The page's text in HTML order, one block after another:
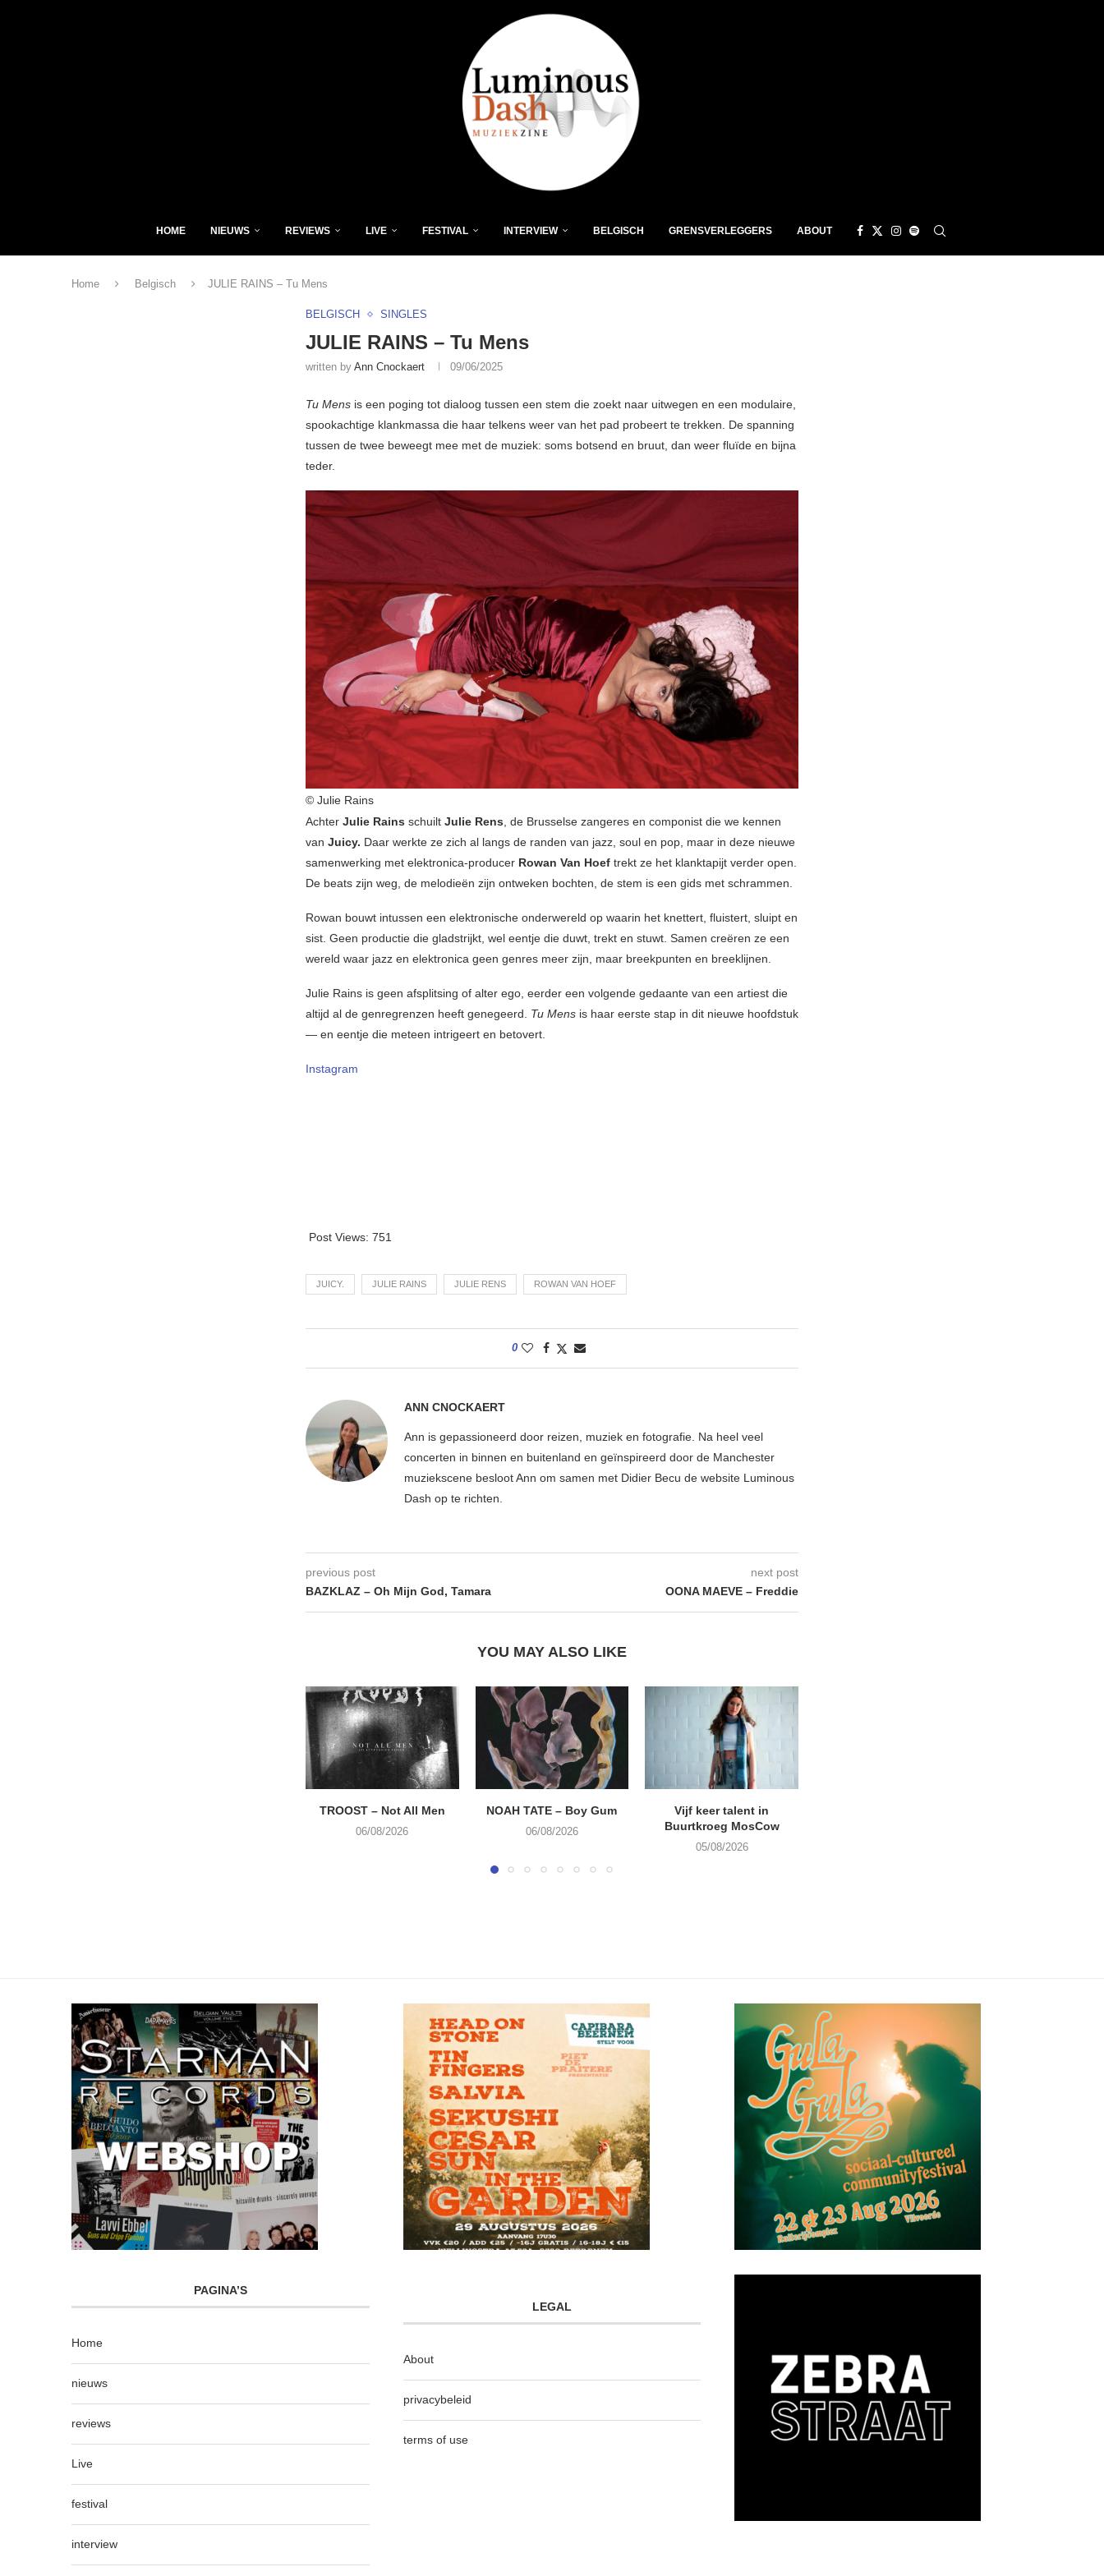
HOME NIEUWS REVIEWS LIVE FESTIVAL INTERVIEW BELGISCH GRENSVERLEGGERS ABOUT
Home Belgisch JULIE RAINS – Tu Mens
BELGISCH SINGLES
JULIE RAINS – Tu Mens
written by Ann Cnockaert 09/06/2025
Tu Mens is een poging tot dialoog tussen een stem die zoekt naar uitwegen en een modulaire,
spookachtige klankmassa die haar telkens weer van het pad probeert te trekken. De spanning
tussen de twee beweegt mee met de muziek: soms botsend en bruut, dan weer fluïde en bijna
teder.
© Julie Rains
Achter Julie Rains schuilt Julie Rens , de Brusselse zangeres en componist die we kennen
van Juicy. Daar werkte ze zich al langs de randen van jazz, soul en pop, maar in deze nieuwe
samenwerking met elektronica-producer Rowan Van Hoef trekt ze het klanktapijt verder open.
De beats zijn weg, de melodieën zijn ontweken bochten, de stem is een gids met schrammen.
Rowan bouwt intussen een elektronische onderwereld op waarin het knettert, fluistert, sluipt en
sist. Geen productie die gladstrijkt, wel eentje die duwt, trekt en stuwt. Samen creëren ze een
wereld waar jazz en elektronica geen genres meer zijn, maar breekpunten en breeklijnen.
Julie Rains is geen afsplitsing of alter ego, eerder een volgende gedaante van een artiest die
altijd al de genregrenzen heeft genegeerd. Tu Mens is haar eerste stap in dit nieuwe hoofdstuk
— en eentje die meteen intrigeert en betovert.
Instagram
Post Views: 751
JUICY. JULIE RAINS JULIE RENS ROWAN VAN HOEF
0
ANN CNOCKAERT
Ann is gepassioneerd door reizen, muziek en fotografie. Na heel veel
concerten in binnen en buitenland en geïnspireerd door de Manchester
muziekscene besloot Ann om samen met Didier Becu de website Luminous
Dash op te richten.
previous post
BAZKLAZ – Oh Mijn God, Tamara
next post
OONA MAEVE – Freddie
YOU MAY ALSO LIKE
TROOST – Not All Men
06/08/2026
NOAH TATE – Boy Gum
06/08/2026
Vijf keer talent in
Buurtkroeg MosCow
05/08/2026
PAGINA’S
Home
nieuws
reviews
Live
festival
interview
LEGAL
About
privacybeleid
terms of use